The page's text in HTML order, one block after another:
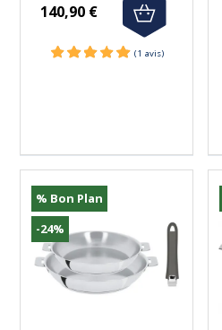
140,90 €
% Bon Plan
-24%